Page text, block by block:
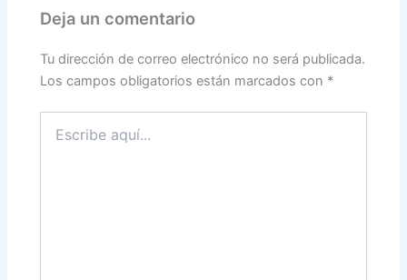
Deja un comentario
Tu dirección de correo electrónico no será publicada.
Los campos obligatorios están marcados con *
aquí...